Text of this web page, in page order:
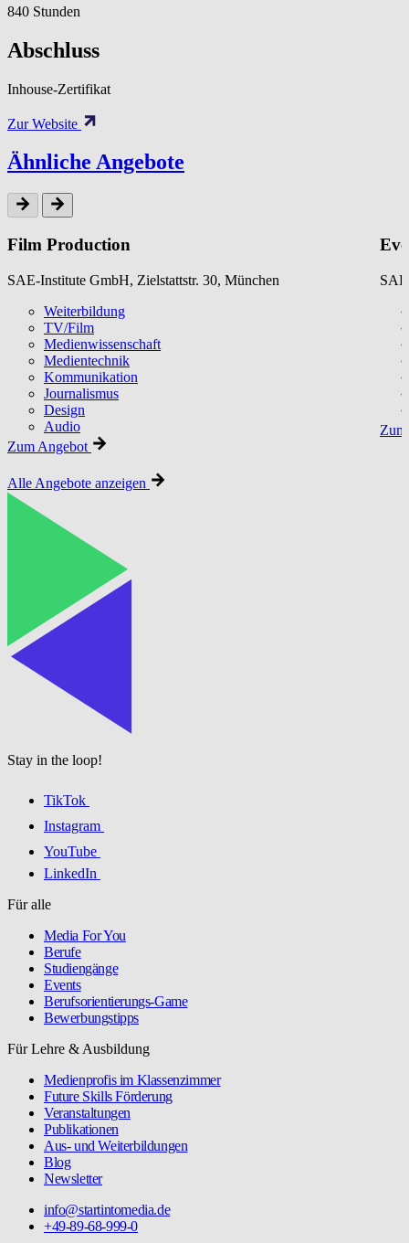
840 Stunden
Abschluss
Inhouse-Zertifikat
Zur Website
Ähnliche Angebote
Film Production
SAE-Institute GmbH, Zielstattstr. 30, München
Weiterbildung
TV/Film
Medienwissenschaft
Medientechnik
Kommunikation
Journalismus
Design
Audio
Zum Angebot
Alle Angebote anzeigen
Stay in the loop!
TikTok
Instagram
YouTube
LinkedIn
Für alle
Media For You
Berufe
Studiengänge
Events
Berufsorientierungs-Game
Bewerbungstipps
Für Lehre & Ausbildung
Medienprofis im Klassenzimmer
Future Skills Förderung
Veranstaltungen
Publikationen
Aus- und Weiterbildungen
Blog
Newsletter
info@startintomedia.de
+49-89-68-999-0